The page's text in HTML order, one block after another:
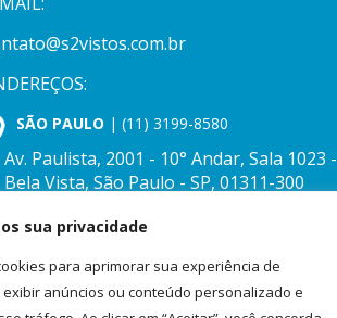
sua privacidade
para aprimorar sua experiência de
anúncios ou conteúdo personalizado e
SÃO PAULO | (11) 3199-8580
Av. Paulista, 2001 - 10° Andar, Sala 1023 -
Bela Vista, São Paulo - SP, 01311-300
CAMPINAS-SP| (19) 3029-1990
Campinas - SP, 13026-410.